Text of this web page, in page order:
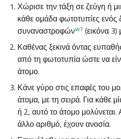
Χώρισε την τάξη σε ζεύγη ή
κάθε ομάδα φωτοτυπίες ενός
συναναστροφώνw1 (εικόνα 3)
Καθένας ξεκινά όντας
από τη φωτοτυπία ώστε να
άτομο.
Κάνε γύρο στις επαφές του
άτομα, με τη σειρά. Για κάθε
ή 2, αυτό το άτομο
άλλο αριθμό, έχουν ανοσία.